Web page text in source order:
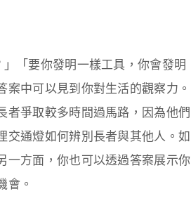
「要你發明一樣工具，你會發明
中可以見到你對生活的觀察力。
者爭取較多時間過馬路，因為他們
交通燈如何辨別長者與其他人。如
一方面，你也可以透過答案展示你
會。